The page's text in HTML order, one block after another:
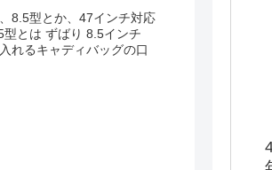
8.5型とか、47インチ対応
とは ずばり 8.5インチ
れるキャディバッグの口